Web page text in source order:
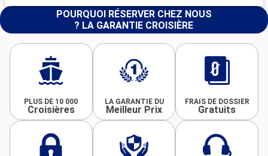
POURQUOI RÉSERVER CHEZ NOUS
? LA GARANTIE CROISIÈRE
PLUS DE 10 000
Croisières
LA GARANTIE DU
Meilleur Prix
FRAIS DE DOSSIER
Gratuits